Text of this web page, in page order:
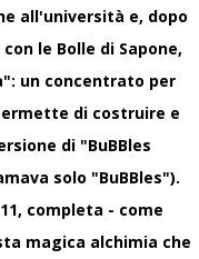
all'università e, dopo
le Bolle di Sapone,
un concentrato per
di costruire e
di "BuBBles
solo "BuBBles").
completa - come
magica alchimia che
I migliori spettacoli
Guida ai migliori
scegliere un format
2 maggio 2026
Intrattenimento